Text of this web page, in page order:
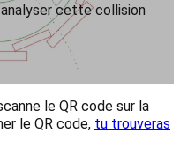
cette collision
le QR code sur la
le QR code, tu trouveras